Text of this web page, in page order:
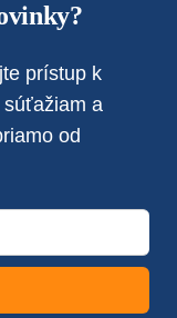
prístup k
súťažiam a
od